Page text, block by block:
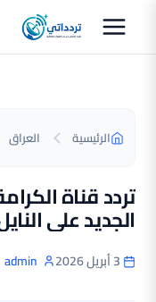
الرئيسية العراق
الجديد على النايل
admin